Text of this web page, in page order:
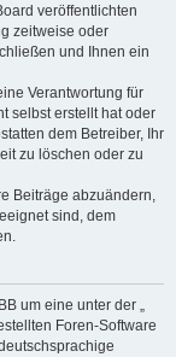
veröffentlichten
zeitweise oder
und Ihnen ein
Verantwortung für
selbst erstellt hat oder
dem Betreiber, Ihr
zu löschen oder zu
Beiträge abzuändern,
sind, dem
um eine unter der „
Foren-Software